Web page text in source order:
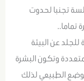
7 ايام بعد الجلسة تجنبا لحدوت
تماما..
عن البيئة
وتكون البشرة
الطبيعي لذلك